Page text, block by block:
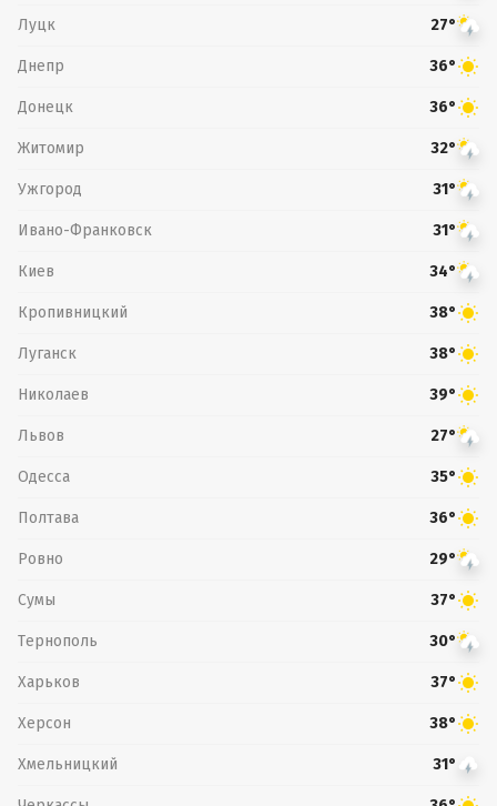
Луцк 27°
Днепр 36°
Донецк 36°
Житомир 32°
Ужгород 31°
Ивано-Франковск 31°
Киев 34°
Кропивницкий 38°
Луганск 38°
Николаев 39°
Львов 27°
Одесса 35°
Полтава 36°
Ровно 29°
Сумы 37°
Тернополь 30°
Харьков 37°
Херсон 38°
Хмельницкий 31°